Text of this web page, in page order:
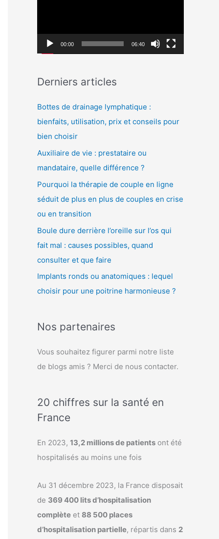
e
:
e
v
d
é
o
00:00 06:40
Derniers articles
Bottes de drainage lymphatique :
bienfaits, utilisation, prix et conseils pour
bien choisir
Auxiliaire de vie : prestataire ou
mandataire, quelle différence ?
Pourquoi la thérapie de couple en ligne
séduit de plus en plus de couples en crise
ou en transition
Boule dure derrière l’oreille sur l’os qui
fait mal : causes possibles, quand
consulter et que faire
Implants ronds ou anatomiques : lequel
choisir pour une poitrine harmonieuse ?
Nos partenaires
Vous souhaitez figurer parmi notre liste
de blogs amis ? Merci de nous contacter.
20 chiffres sur la santé en
France
En 2023, 13,2 millions de patients ont été
hospitalisés au moins une fois
Au 31 décembre 2023, la France disposait
de 369 400 lits d’hospitalisation
complète et 88 500 places
d’hospitalisation partielle, répartis dans 2